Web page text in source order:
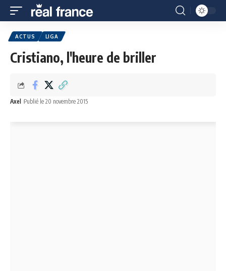
ACTUS LIGA
Cristiano, l'heure de briller
Axel Publié le 20 novembre 2015